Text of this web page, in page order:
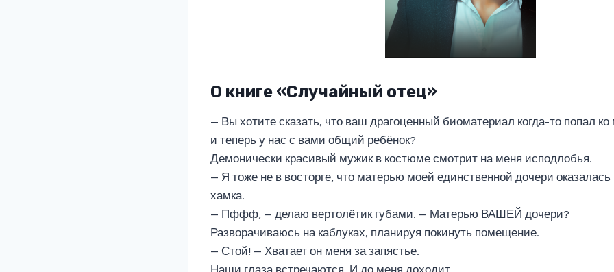
О книге «Случайный отец»
— Вы хотите сказать, что ваш драгоценный биоматериал когда-то попал
и теперь у нас с вами общий ребёнок?
Демонически красивый мужик в костюме смотрит на меня исподлобья.
— Я тоже не в восторге, что матерью моей единственной дочери оказалась
хамка.
— Пффф, — делаю вертолётик губами. — Матерью ВАШЕЙ дочери?
Разворачиваюсь на каблуках, планируя покинуть помещение.
— Стой! — Хватает он меня за запястье.
Наши глаза встречаются. И до меня доходит.